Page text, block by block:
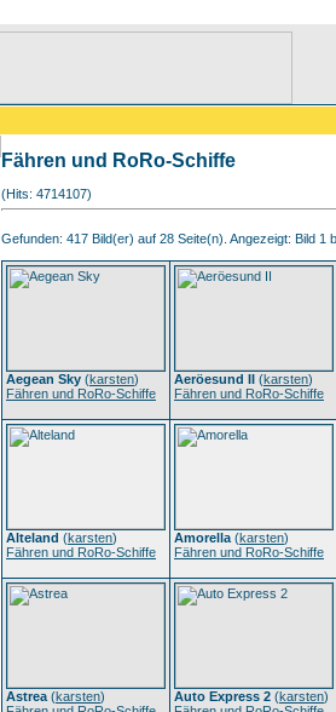
Fähren und RoRo-Schiffe
(Hits: 4714107)
Gefunden: 417 Bild(er) auf 28 Seite(n). Angezeigt: Bild 1
Aegean Sky (karsten)
Fähren und RoRo-Schiffe
Aeröesund II (karsten)
Fähren und RoRo-Schiffe
Alteland (karsten)
Fähren und RoRo-Schiffe
Amorella (karsten)
Fähren und RoRo-Schiffe
Astrea (karsten)
Auto Express 2 (karsten)